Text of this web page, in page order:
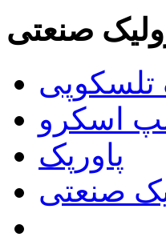
صنعتی
تلسکوپی
اسکرو
پاورپک
صنعتی